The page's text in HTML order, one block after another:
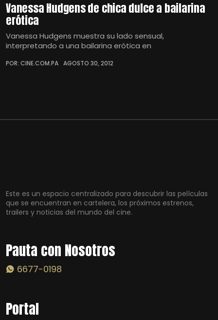
Vanessa Hudgens de chica dulce a bailarina
erótica
Vanessa Hudgens muestra su lado sensual,
interpretando a una bailarina erótica en
POR: CINE.COM.PA AGOSTO 30, 2012
Este es un espacio centralizado para descubrir las películas
que se encuentran en cartelera, los próximos estrenos,
trailers y noticias del mundo del cine.
Pauta con Nosotros
6677-0198
Portal